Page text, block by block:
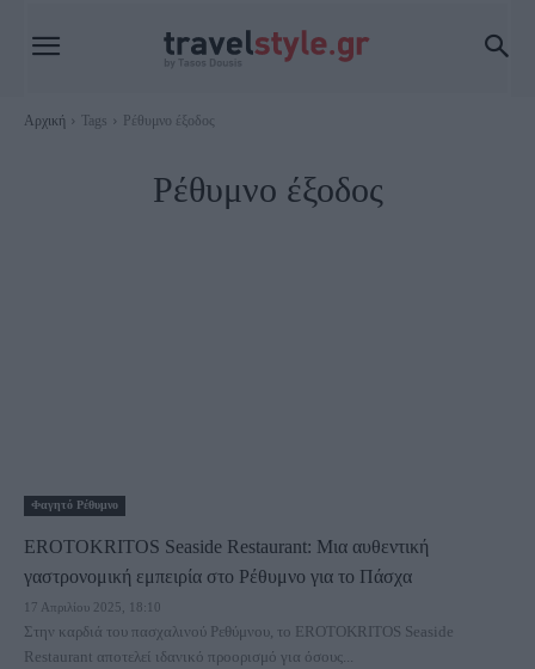
Αρχική Tags Ρέθυμνο έξοδος
Ρέθυμνο έξοδος
Φαγητό Ρέθυμνο
EROTOKRITOS Seaside Restaurant: Μια αυθεντική
γαστρονομική εμπειρία στο Ρέθυμνο για το Πάσχα
17 Απριλίου 2025, 18:10
Στην καρδιά του πασχαλινού Ρεθύμνου, το EROTOKRITOS Seaside
Restaurant αποτελεί ιδανικό προορισμό για όσους...